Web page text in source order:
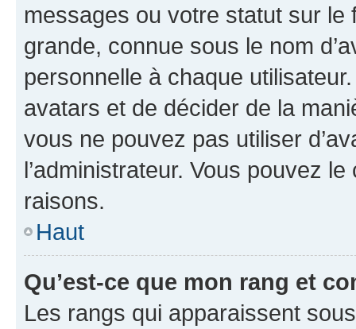
messages ou votre statut sur
grande, connue sous le nom
personnelle à chaque utilisateur.
avatars et de décider de la
vous ne pouvez pas utiliser
l’administrateur. Vous pouvez
raisons.
Haut
Qu’est-ce que mon rang et
Les rangs qui apparaissent